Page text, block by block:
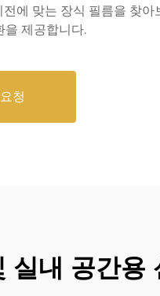
에 맞는 장식 필름을 찾
을 제공합니다.
청
내 공간용